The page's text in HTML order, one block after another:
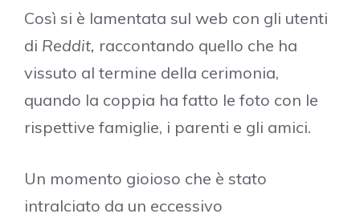
Così si è lamentata sul web con gli utenti
di Reddit, raccontando quello che ha
vissuto al termine della cerimonia,
quando la coppia ha fatto le foto con le
rispettive famiglie, i parenti e gli amici.
Un momento gioioso che è stato
intralciato da un eccessivo